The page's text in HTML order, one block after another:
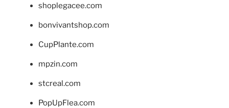
shoplegacee.com
bonvivantshop.com
CupPlante.com
mpzin.com
stcreal.com
PopUpFlea.com